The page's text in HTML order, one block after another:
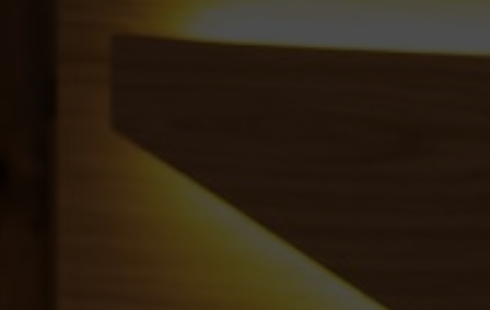
JETZT BUCHEN